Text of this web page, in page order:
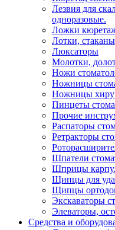
Лезвия для
одноразовые.
Ложки
Лотки,
Люксаторы
Молотки,
Ножи
Ножницы
Ножницы
Пинцеты
Прочие
Распаторы
Ретракторы
Шпатели
Шприцы
Щипцы для
Щипцы
Экскаваторы
Элеваторы,
Средства и